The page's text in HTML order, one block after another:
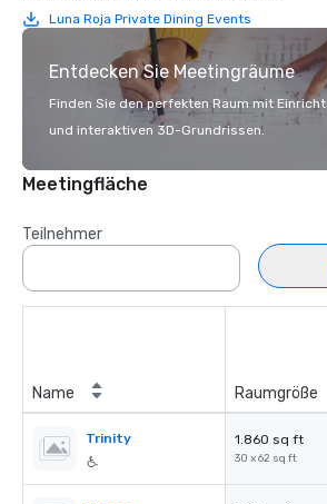
Luna Roja Private Dining Events
Entdecken Sie Meetingräume
Finden Sie den perfekten Raum mit
und interaktiven 3D-Grundrissen.
Meetingfläche
Teilnehmer
Name Raumgröße
Trinity 1.860 sq ft
30 x 62 sq ft